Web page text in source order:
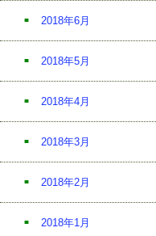
2018年6月
2018年5月
2018年4月
2018年3月
2018年2月
2018年1月